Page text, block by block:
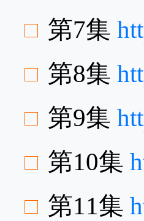
第7集
第8集
第9集
第10集
第11集